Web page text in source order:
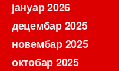
јануар 2026
децембар 2025
новембар 2025
октобар 2025